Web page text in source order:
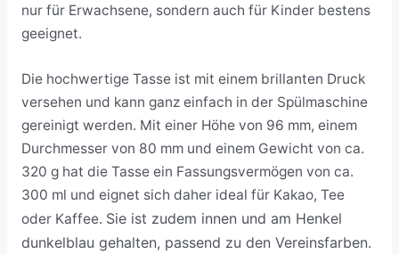
nur für Erwachsene, sondern auch für Kinder bestens
geeignet.
Die hochwertige Tasse ist mit einem brillanten Druck
versehen und kann ganz einfach in der Spülmaschine
gereinigt werden. Mit einer Höhe von 96 mm, einem
Durchmesser von 80 mm und einem Gewicht von ca.
320 g hat die Tasse ein Fassungsvermögen von ca.
300 ml und eignet sich daher ideal für Kakao, Tee
oder Kaffee. Sie ist zudem innen und am Henkel
dunkelblau gehalten, passend zu den Vereinsfarben.